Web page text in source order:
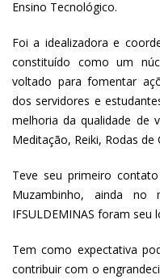
Ensino Tecnológico.
Foi a idealizadora e
constituído como um
voltado para fomentar
dos servidores e
melhoria da qualidade de
Meditação, Reiki, Rodas
Teve seu primeiro
Muzambinho, ainda
IFSULDEMINAS foram seu
Tem como expectativa
contribuir com o